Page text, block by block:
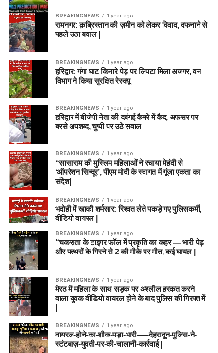
BREAKINGNEWS 1 year ago
रामनगर: क़ब्रिस्तान की ज़मीन को लेकर विवाद, दफनाने से
पहले उठा बवाल |
BREAKINGNEWS 1 year ago
हरिद्वार: गंगा घाट किनारे पेड़ पर लिपटा मिला अजगर, वन
विभाग ने किया सुरक्षित रेस्क्यू
BREAKINGNEWS 1 year ago
हरिद्वार में बीजेपी नेता की दबंगई कैमरे में कैद, अफसर पर
बरसे अपशब्द, चुप्पी पर उठे सवाल
BREAKINGNEWS 1 year ago
“सासाराम की मुस्लिम महिलाओं ने रचाया मेहंदी से
‘ऑपरेशन सिन्दूर’, पीएम मोदी के स्वागत में गूंजा एकता का
संदेश|
BREAKINGNEWS 1 year ago
भदोही में खाकी शर्मसार: रिश्वत लेते पकड़े गए पुलिसकर्मी,
वीडियो वायरल |
BREAKINGNEWS 1 year ago
“चकराता के टाइगर फॉल में प्रकृति का कहर — भारी पेड़
और पत्थरों के गिरने से 2 की मौके पर मौत, कई घायल |
BREAKINGNEWS 1 year ago
मेरठ में महिला के साथ सड़क पर अश्लील हरकत करने
वाला युवक वीडियो वायरल होने के बाद पुलिस की गिरफ्त में
BREAKINGNEWS 1 year ago
वायरल-होने-का-शौक-पड़ा-भारी-—-देहरादून-पुलिस-ने-
स्टंटबाज़-युवती-पर-की-चालानी-कार्रवाई |